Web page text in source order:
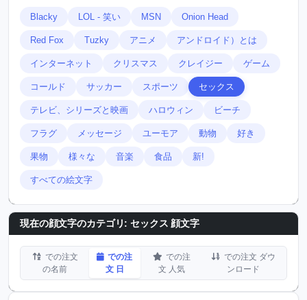
Blacky LOL - 笑い MSN Onion Head
Red Fox Tuzky アニメ アンドロイド）とは
インターネット クリスマス クレイジー ゲーム
コールド サッカー スポーツ セックス
テレビ、シリーズと映画 ハロウィン ビーチ
フラグ メッセージ ユーモア 動物 好き
果物 様々な 音楽 食品 新!
すべての絵文字
現在の顔文字のカテゴリ:セックス 顔文字
での注文
の名前
での注
文 日
での注
文 人気
での注文 ダウ
ンロード